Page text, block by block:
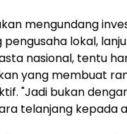
mengundang
lokal,
nasional, tentu
yang membuat
"Jadi bukan
telanjang kepada